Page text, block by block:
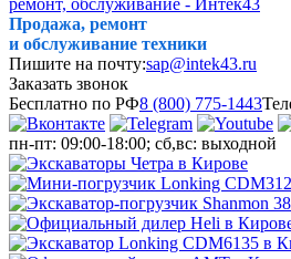
Продажа, ремонт
и обслуживание техники
Пишите на почту:sap@intek43.ru
Заказать звонок
Бесплатно по РФ8 (800) 775-1443
пн-пт: 09:00-18:00; сб,вс: выходной